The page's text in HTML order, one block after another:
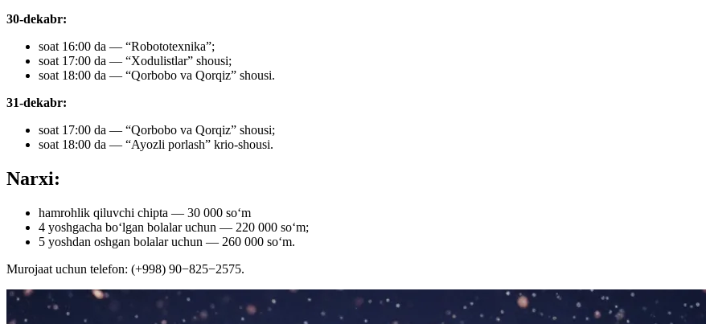
30-dekabr:
soat 16:00 da — “Robototexnika”;
soat 17:00 da — “Xodulistlar” shousi;
soat 18:00 da — “Qorbobo va Qorqiz” shousi.
31-dekabr:
soat 17:00 da — “Qorbobo va Qorqiz” shousi;
soat 18:00 da — “Ayozli porlash” krio-shousi.
Narxi:
hamrohlik qiluvchi chipta — 30 000 soʻm
4 yoshgacha boʻlgan bolalar uchun — 220 000 soʻm;
5 yoshdan oshgan bolalar uchun — 260 000 soʻm.
Murojaat uchun telefon: (+998) 90−825−2575.